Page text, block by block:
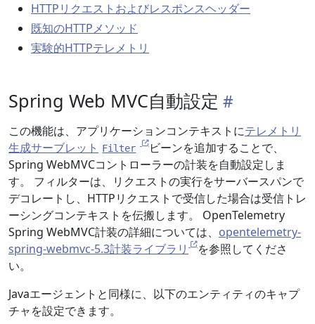
HTTPリクエストおよびレスポンスヘッダー
既知のHTTPメソッド
実験的HTTPテレメトリ
Spring Web MVC自動設定
この機能は、アプリケーションコンテキストにテレメトリ
生成サーブレット
Filter
ビーンを追加することで、
Spring WebMVCコントローラーの計装を自動設定しま
す。 フィルターは、リクエストの実行をサーバースパンで
デコレートし、HTTPリクエストで受信した場合は受信トレ
ーシングコンテキストを伝搬します。 OpenTelemetry
Spring WebMVC計装の詳細については、 opentelemetry-
spring-webmvc-5.3計装ライブラリ
を参照してくださ
い。
Javaエージェントと同様に、以下のエンティティのキャプ
チャを設定できます。